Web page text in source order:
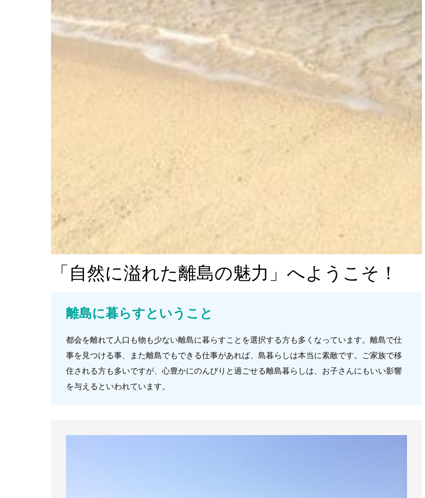
「自然に溢れた離島の魅力」へようこそ！
離島に暮らすということ
都会を離れて人口も物も少ない離島に暮らすことを選択する方も多くなっています。離島で仕
事を見つける事、また離島でもできる仕事があれば、島暮らしは本当に素敵です。ご家族で移
住される方も多いですが、心豊かにのんびりと過ごせる離島暮らしは、お子さんにもいい影響
を与えるといわれています。